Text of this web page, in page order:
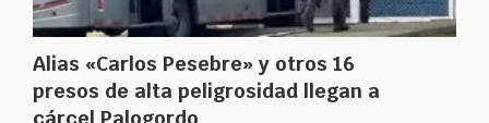
Alias «Carlos Pesebre» y otros 16
presos de alta peligrosidad llegan a